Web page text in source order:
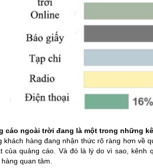
cáo ngoài trời đang là một trong những
khách hàng đang nhận thức rõ ràng hơn về
của quảng cáo. Và đó là lý do vì sao, kênh
quan tâm.